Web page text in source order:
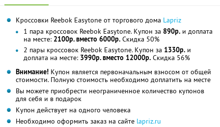
Кроссовки Reebok Easytone от торгового дома Lapriz
1 пара кроссовок Reebok Easytone. Купон за 890р. и доплата
на месте: 2100р. вместо 6000р. Скидка 50%
2 пары кроссовок Reebok Easytone. Купон за 1330р. и
доплата на месте: 3990р. вместо 12000р. Скидка 56%
Внимание! Купон является первоначальным взносом от общей
стоимости. Полную стоимость необходимо доплатить на месте
Вы можете приобрести неограниченное количество купонов
для себя и в подарок
Купон действует на одного человека
Необходимо оформить заказ на сайте lapriz.ru